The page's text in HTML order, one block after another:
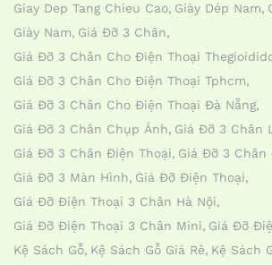
Giay Dep Tang Chieu Cao Giày Dép Nam
Giày Nam Giá Đỡ 3 Chân
Giá Đỡ 3 Chân Cho Điện Thoại
Giá Đỡ 3 Chân Cho Điện Thoại Tphcm
Giá Đỡ 3 Chân Cho Điện Thoại Đà Nẵng
Giá Đỡ 3 Chân Chụp Ảnh Giá Đỡ 3 Chân
Giá Đỡ 3 Chân Điện Thoại Giá Đỡ 3
Giá Đỡ 3 Màn Hình Giá Đỡ Điện Thoại
Giá Đỡ Điện Thoại 3 Chân Hà Nội
Giá Đỡ Điện Thoại 3 Chân Mini Giá Đỡ
Kệ Sách Gỗ Kệ Sách Gỗ Giá Rẻ Kệ Sách